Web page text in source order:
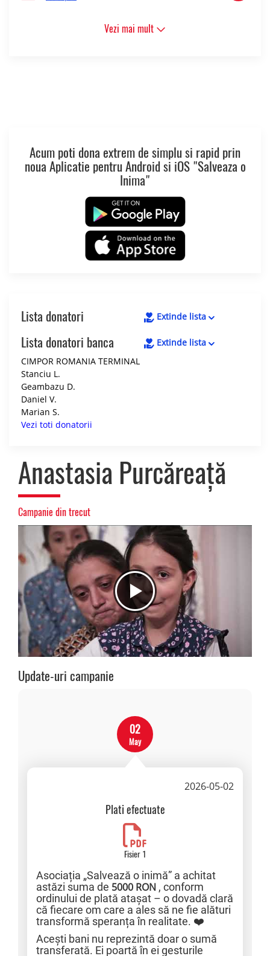
Vezi mai mult
Acum poti dona extrem de simplu si rapid prin
noua Aplicatie pentru Android si iOS "Salveaza o
Inima"
Lista donatori Extinde lista
Lista donatori banca
Extinde lista
CIMPOR ROMANIA TERMINAL
Stanciu L.
Geambazu D.
Daniel V.
Marian S.
Vezi toti donatorii
Anastasia Purcăreață
Campanie din trecut
Update-uri campanie
02
May
2026-05-02
Plati efectuate
Fisier 1
Asociația „Salvează o inimă” a achitat
astăzi suma de 5000 RON , conform
ordinului de plată atașat – o dovadă clară
că fiecare om care a ales să ne fie alături
transformă speranța în realitate. ❤️
Acești bani nu reprezintă doar o sumă
transferată. Ei poartă în ei gesturile